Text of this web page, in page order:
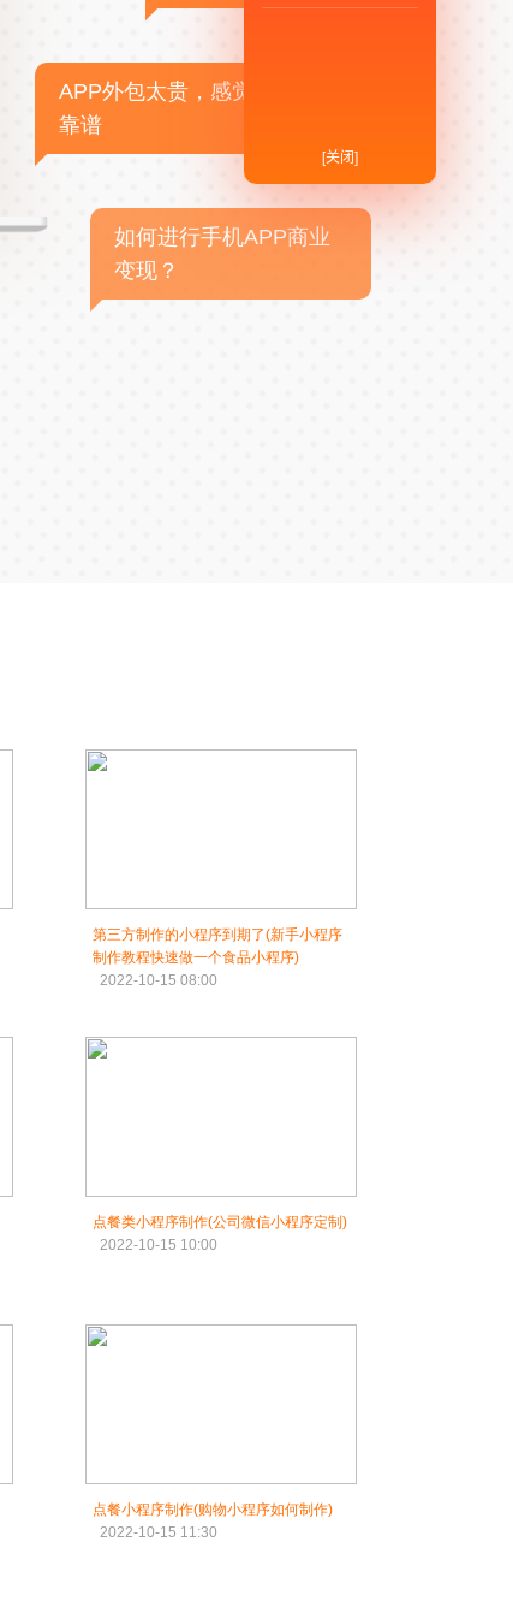
APP外包太贵，感觉不
靠谱
如何进行手机APP商业
变现？
第三方制作的小程序到期了(新手小程序
制作教程快速做一个食品小程序)
2022-10-15 08:00
点餐类小程序制作(公司微信小程序定制)
2022-10-15 10:00
点餐小程序制作(购物小程序如何制作)
2022-10-15 11:30
[关闭]